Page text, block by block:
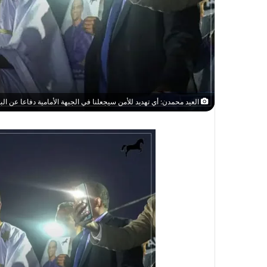
العيد محمدن: أي تهديد للأمن سيجعلنا في الجبهة الأمامية دفاعا عن